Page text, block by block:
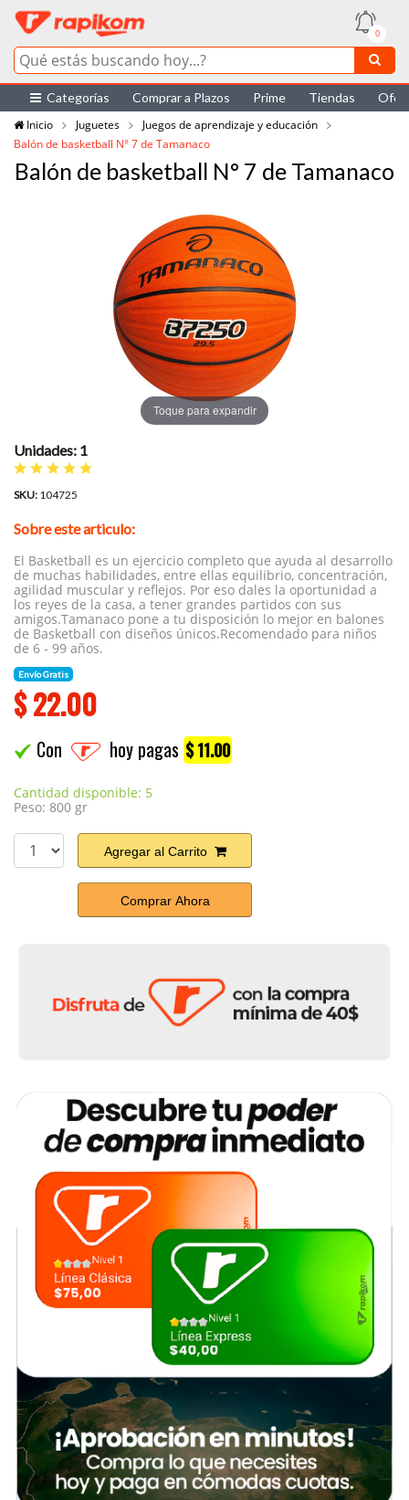
0
Categorías Comprar a Plazos Prime Tiendas
Inicio
Juguetes
Juegos de aprendizaje y educación
Balón de basketball N° 7 de Tamanaco
Balón de basketball N° 7 de Tamanaco
Toque para expandir
Unidades: 1
SKU: 104725
Sobre este articulo:
El Basketball es un ejercicio completo que ayuda al desarrollo
de muchas habilidades, entre ellas equilibrio, concentración,
agilidad muscular y reflejos. Por eso dales la oportunidad a
los reyes de la casa, a tener grandes partidos con sus
amigos.Tamanaco pone a tu disposición lo mejor en balones
de Basketball con diseños únicos.Recomendado para niños
de 6 - 99 años.
Envío Gratis
$22.00
Con hoy pagas $ 11.00
Cantidad disponible: 5
Peso: 800 gr
Agregar al Carrito
Comprar Ahora